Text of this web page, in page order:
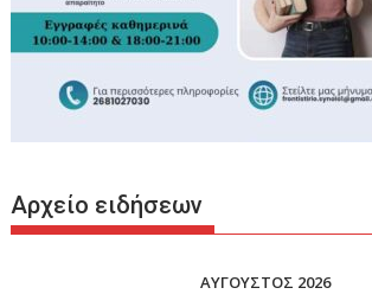
Αρχείο ειδήσεων
ΑΥΓΟΥΣΤΟΣ 2026